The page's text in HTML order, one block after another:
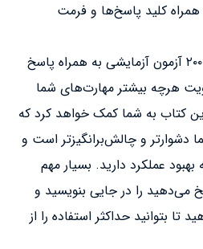
همراه کلید پاسخ‌ها و فرمت
علاوه بر این، یک CD شامل ۲۰۰ آزمون آزمایشی به همراه پاسخ‌
هرچه بیشتر مهارت‌های شما
کتاب به شما کمک خواهد کرد که
دشوارتر و چالش‌برانگیزتر است و
بهبود عملکرد دارید. بسیار مهم
می‌دهید را در جایی بنویسید و
تا بتوانید حداکثر استفاده را از